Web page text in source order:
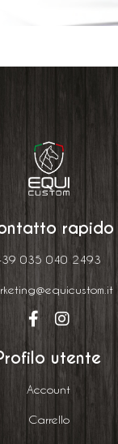
rapido
035 040 2493
utente
Account
Carrello